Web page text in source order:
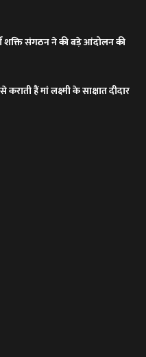
शक्ति संगठन ने की बड़े आंदोलन की
हैं मां लक्ष्मी के साक्षात दीदार